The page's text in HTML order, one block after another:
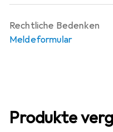
Rechtliche Bedenken
Meldeformular
Produkte